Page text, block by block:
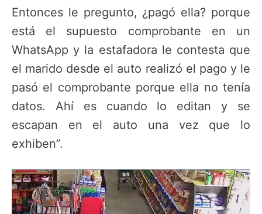
Entonces le pregunto, ¿pagó ella? porque
está el supuesto comprobante en un
WhatsApp y la estafadora le contesta que
el marido desde el auto realizó el pago y le
pasó el comprobante porque ella no tenía
datos. Ahí es cuando lo editan y se
escapan en el auto una vez que lo
exhiben”.